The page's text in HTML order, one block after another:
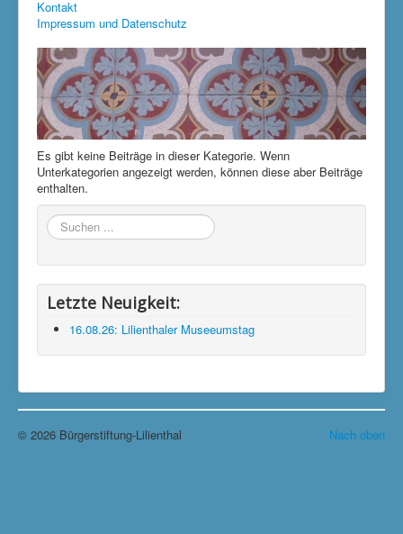
Mitmachen, Spenden, Stiften
Links
Versteigerungen
Klimaschutzgruppe
Aktuelle Seite: Startseite
Aktuelles
Unsere Termine
Kontakt
Impressum und Datenschutz
Es gibt keine Beiträge in dieser Kategorie. Wenn
Unterkategorien angezeigt werden, können diese aber Beiträge
enthalten.
Suchen
...
Letzte Neuigkeit:
16.08.26: Lilienthaler Museeumstag
Nach oben
© 2026 Bürgerstiftung-Lilienthal